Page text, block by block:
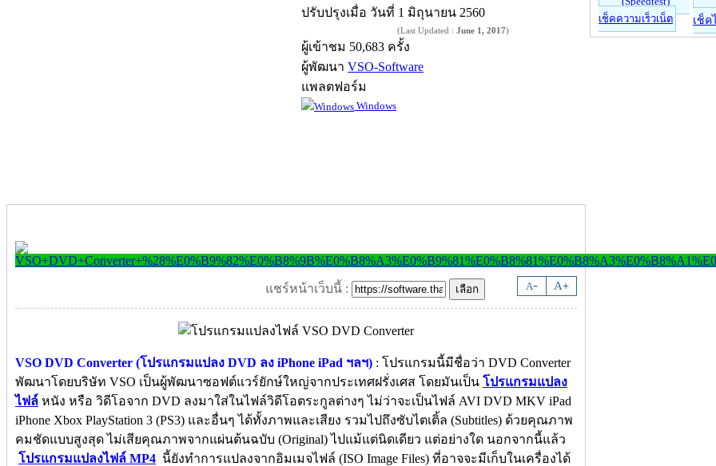
ปรับปรุงเมื่อ วันที่ 1 มิถุนายน 2560
(Last Updated : June 1, 2017)
ผู้เข้าชม 50,683 ครั้ง
ผู้พัฒนา VSO-Software
แพลตฟอร์ม
Windows
A- A+
แชร์หน้าเว็บนี้ :
VSO DVD Converter (โปรแกรมแปลง DVD ลง iPhone iPad ฯลฯ) : โปรแกรมนี้มีชื่อว่า DVD Converter
พัฒนาโดยบริษัท VSO เป็นผู้พัฒนาซอฟต์แวร์ยักษ์ใหญ่จากประเทศฝรั่งเศส โดยมันเป็น โปรแกรมแปลง
ไฟล์ หนัง หรือ วิดีโอจาก DVD ลงมาใส่ในไฟล์วิดีโอตระกูลต่างๆ ไม่ว่าจะเป็นไฟล์ AVI DVD MKV iPad
iPhone Xbox PlayStation 3 (PS3) และอื่นๆ ได้ทั้งภาพและเสียง รวมไปถึงซับไตเติ้ล (Subtitles) ด้วยคุณภาพ
คมชัดแบบสูงสุด ไม่เสียคุณภาพจากแผ่นต้นฉบับ (Original) ไปแม้แต่นิดเดียว แต่อย่างใด นอกจากนี้แล้ว
โปรแกรมแปลงไฟล์ MP4 นี้ยังทำการแปลงจากอิมเมจไฟล์ (ISO Image Files) ที่อาจจะมีเก็บในเครื่องได้
เช็คความเร็วเน็ต เช็ค